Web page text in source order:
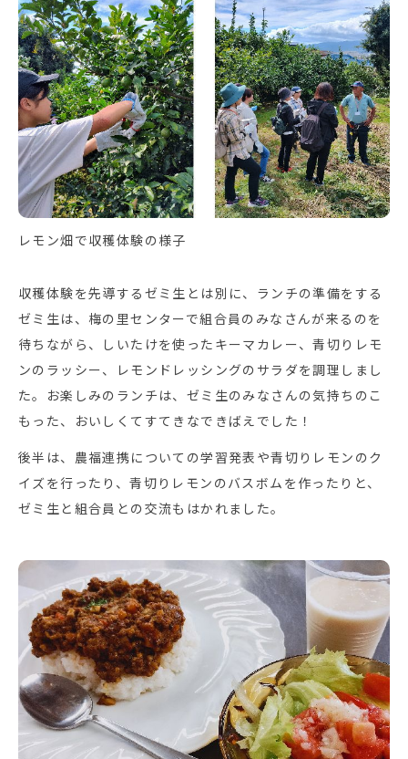
レモン畑で収穫体験の様子
収穫体験を先導するゼミ生とは別に、ランチの準備をする
ゼミ生は、梅の里センターで組合員のみなさんが来るのを
待ちながら、しいたけを使ったキーマカレー、青切りレモ
ンのラッシー、レモンドレッシングのサラダを調理しまし
た。お楽しみのランチは、ゼミ生のみなさんの気持ちのこ
もった、おいしくてすてきなできばえでした！
後半は、農福連携についての学習発表や青切りレモンのク
イズを行ったり、青切りレモンのバスボムを作ったりと、
ゼミ生と組合員との交流もはかれました。